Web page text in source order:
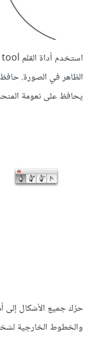
استخدم أداة القلم Pen tool مع الضغط على
الظاهر في الصورة. حافظ
يحافظ على نعومة
حرّك جميع الأشكال إلى
والخطوط الخارجية